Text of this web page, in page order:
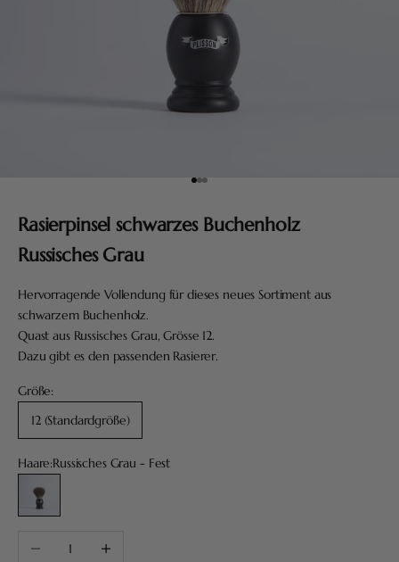
Gehe zu Element 1
Gehe zu Element 2
Gehe zu Element 3
Rasierpinsel schwarzes Buchenholz
Russisches Grau
Hervorragende Vollendung für dieses neues Sortiment aus
schwarzem Buchenholz.
Quast aus Russisches Grau, Grösse 12.
Dazu gibt es den passenden Rasierer.
Größe:
12 (Standardgröße)
Haare:Russisches Grau - Fest
Russisches Grau - Fest
Anzahl verringernAnzahl erhöhen